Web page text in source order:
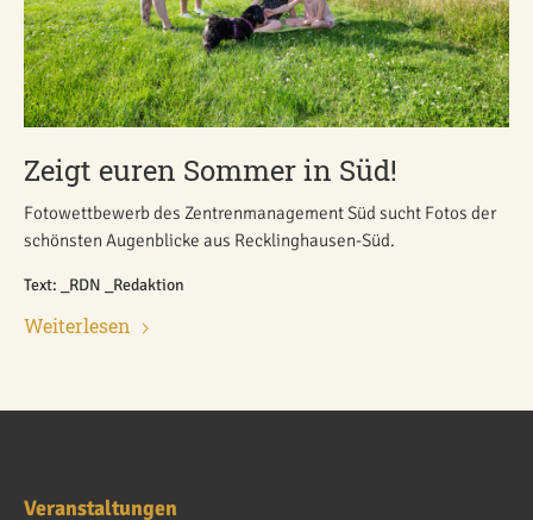
Zeigt euren Sommer in Süd!
Fotowettbewerb des Zentrenmanagement Süd sucht Fotos der
schönsten Augenblicke aus Recklinghausen-Süd.
Text: _RDN _Redaktion
Weiterlesen
Veranstaltungen